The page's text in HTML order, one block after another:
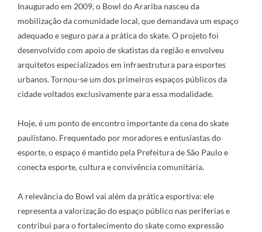
Inaugurado em 2009, o Bowl do Arariba nasceu da
mobilização da comunidade local, que demandava um espaço
adequado e seguro para a prática do skate. O projeto foi
desenvolvido com apoio de skatistas da região e envolveu
arquitetos especializados em infraestrutura para esportes
urbanos. Tornou-se um dos primeiros espaços públicos da
cidade voltados exclusivamente para essa modalidade.
Hoje, é um ponto de encontro importante da cena do skate
paulistano. Frequentado por moradores e entusiastas do
esporte, o espaço é mantido pela Prefeitura de São Paulo e
conecta esporte, cultura e convivência comunitária.
A relevância do Bowl vai além da prática esportiva: ele
representa a valorização do espaço público nas periferias e
contribui para o fortalecimento do skate como expressão